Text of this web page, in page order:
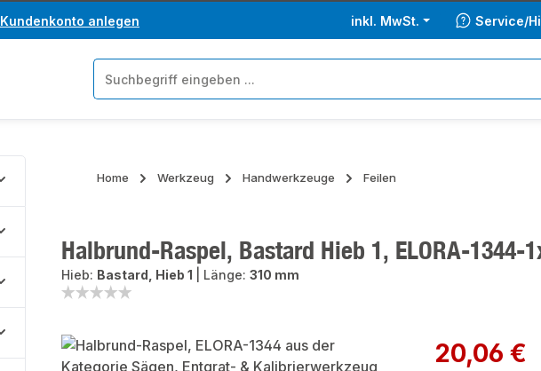
Kundenkonto anlegen inkl. MwSt. Service/
Home Werkzeug Handwerkzeuge Feilen
Halbrund-Raspel, Bastard Hieb 1, ELORA-1344-
Hieb: Bastard, Hieb 1 Länge: 310 mm
Bildergalerie überspringen Regulärer Preis:
20,06 €